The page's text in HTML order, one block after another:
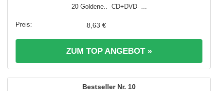
20 Goldene.. -CD+DVD- ...
8,63 €
ZUM TOP ANGEBOT »
10